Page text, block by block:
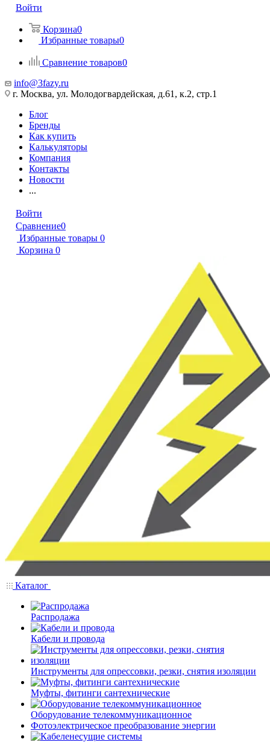
Войти
Корзина0
Избранные товары0
Сравнение товаров0
info@3fazy.ru
г. Москва, ул. Молодогвардейская, д.61, к.2, стр.1
Блог
Бренды
Как купить
Калькуляторы
Компания
Контакты
Новости
...
Войти
Сравнение0
Избранные товары 0
Корзина 0
Каталог
Распродажа
Кабели и провода
Инструменты для опрессовки, резки, снятия изоляции
Муфты, фитинги сантехнические
Оборудование телекоммуникационное
Фотоэлектрическое преобразование энергии